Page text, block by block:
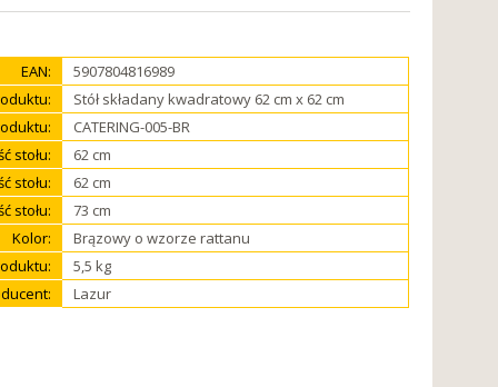
EAN:
5907804816989
Stół składany kwadratowy 62 cm x 62 cm
CATERING-005-BR
stołu:
62 cm
stołu:
62 cm
stołu:
73 cm
Kolor:
Brązowy o wzorze rattanu
5,5 kg
Lazur